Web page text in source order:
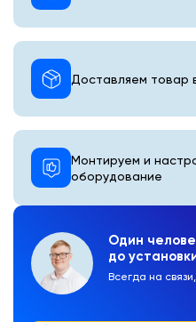
Один
до
Всегда на
Монтируем и
оборудование
Доставляем товар